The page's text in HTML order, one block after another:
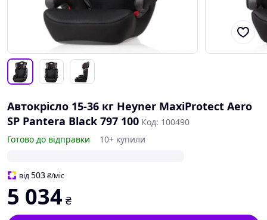
Автокрісло 15-36 кг Heyner MaxiProtect Aero
SP Pantera Black 797 100 Код: 100490
Готово до відправки
10+ купили
від503₴/міс
5 034 ₴